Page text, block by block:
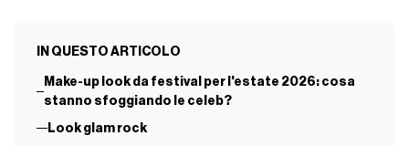
IN QUESTO ARTICOLO
Make-up look da festival per l'estate 2026: cosa
stanno sfoggiando le celeb?
Look glam rock